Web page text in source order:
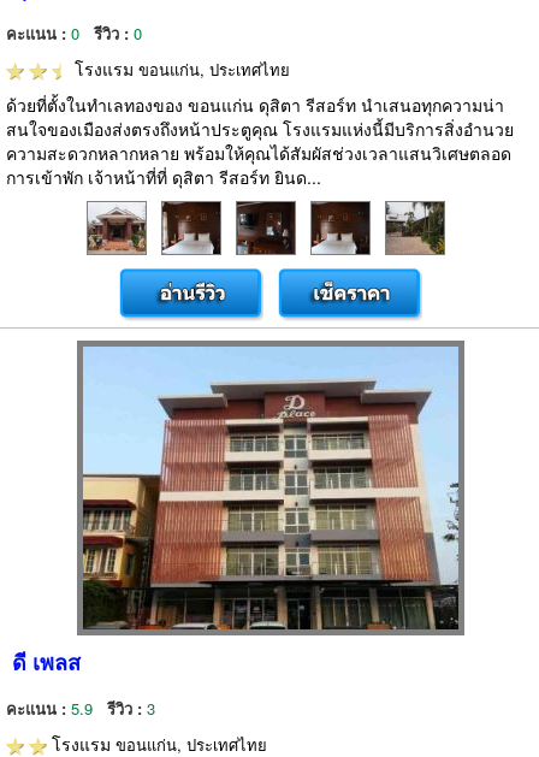
คะแนน : 0 รีวิว : 0
โรงแรม ขอนแก่น, ประเทศไทย
ด้วยที่ตั้งในทำเลทองของ ขอนแก่น ดุสิตา รีสอร์ท นำเสนอทุกความน่า
สนใจของเมืองส่งตรงถึงหน้าประตูคุณ โรงแรมแห่งนี้มีบริการสิ่งอำนวย
ความสะดวกหลากหลาย พร้อมให้คุณได้สัมผัสช่วงเวลาแสนวิเศษตลอด
การเข้าพัก เจ้าหน้าที่ที่ ดุสิตา รีสอร์ท ยินด...
ดี เพลส
คะแนน : 5.9 รีวิว : 3
โรงแรม ขอนแก่น, ประเทศไทย